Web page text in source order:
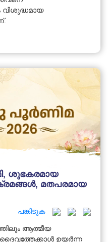
വിശുദ്ധമായ
ശുഭകരമായ
മതപരമായ
പങ്കിടുക
ആത്മീയ
ഉയർന്ന